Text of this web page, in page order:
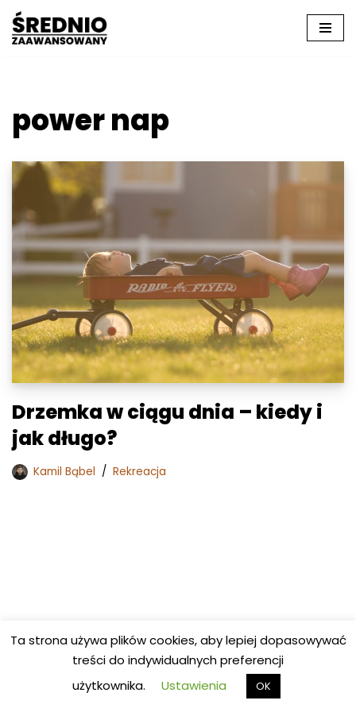
Przejdź
power nap
Drzemka w ciągu dnia – kiedy i
jak długo?
Kamil Bąbel Rekreacja
Copyright © 2023 - All rights reserved.
Ta strona używa plików cookies, aby lepiej dopasowywać
treści do indywidualnych preferencji
użytkownika.
Ustawienia OK